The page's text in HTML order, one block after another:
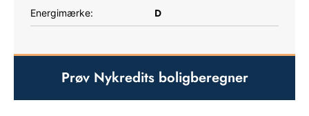
Energimærke: D
Prøv Nykredits boligberegner